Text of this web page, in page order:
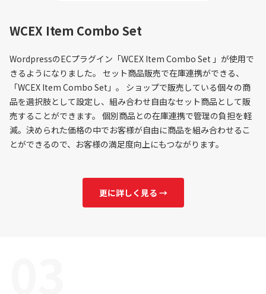
WCEX Item Combo Set
WordpressのECプラグイン「WCEX Item Combo Set 」が使用で
きるようになりました。 セット商品販売で在庫連携ができる、
「WCEX Item Combo Set」。 ショップで販売している個々の商
品を選択肢として設定し、組み合わせ自由なセット商品として販
売することができます。 個別商品との在庫連携で管理の負担を軽
減。決められた価格の中でお客様が自由に商品を組み合わせるこ
とができるので、お客様の満足度向上にもつながります。
更に詳しく見る →